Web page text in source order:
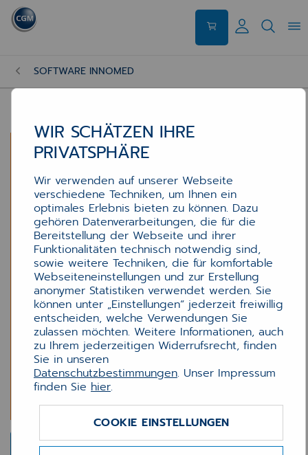
SOFTWARE INNOMED
WIR SCHÄTZEN IHRE
PRIVATSPHÄRE
Wir verwenden auf unserer Webseite
verschiedene Techniken, um Ihnen ein
optimales Erlebnis bieten zu können. Dazu
gehören Datenverarbeitungen, die für die
Bereitstellung der Webseite und ihrer
Funktionalitäten technisch notwendig sind,
sowie weitere Techniken, die für komfortable
Webseiteneinstellungen und zur Erstellung
anonymer Statistiken verwendet werden. Sie
können unter „Einstellungen“ jederzeit freiwillig
entscheiden, welche Verwendungen Sie
zulassen möchten. Weitere Informationen, auch
zu Ihrem jederzeitigen Widerrufsrecht, finden
Sie in unseren
Datenschutzbestimmungen. Unser Impressum
finden Sie hier.
COOKIE EINSTELLUNGEN